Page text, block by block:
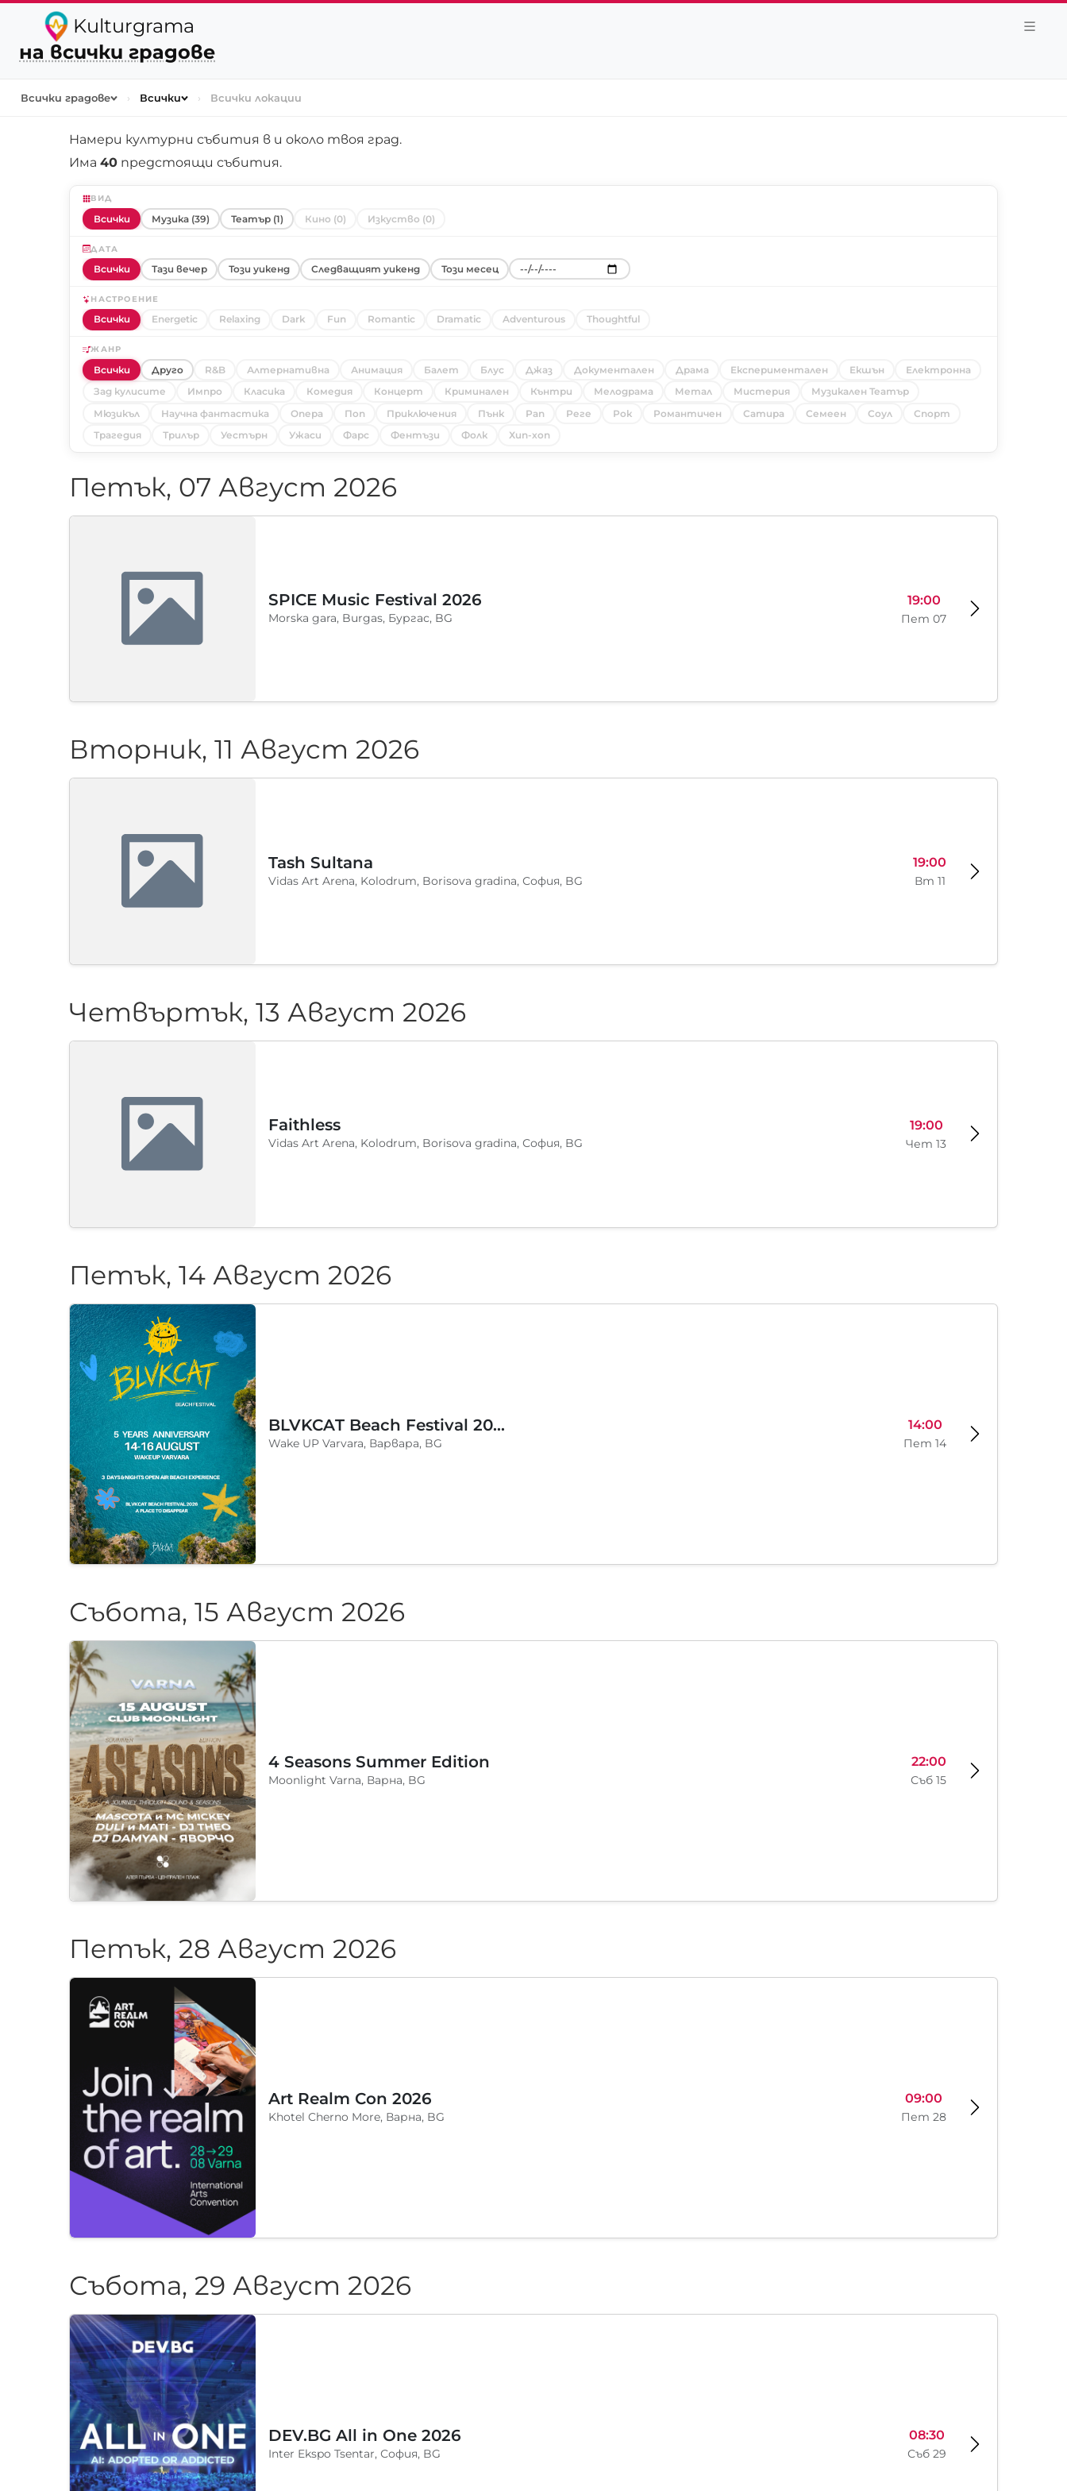
Kulturgrama
на всички градове
Всички градове › Всички › Всички локации
Намери културни събития в и около твоя град.
Има 40 предстоящи събития.
ВИД
Всички Музика (39) Театър (1) Кино (0) Изкуство (0)
ДАТА
Всички Тази вечер Този уикенд Следващият уикенд Този месец
НАСТРОЕНИЕ
Всички Energetic Relaxing Dark Fun Romantic Dramatic Adventurous Thoughtful
ЖАНР
Всички Друго R&B Алтернативна Анимация Балет Блус Джаз Документален Драма Експериментален Екшън
Електронна
Зад кулисите
Импро Класика Комедия Концерт Криминален Кънтри Мелодрама Метал Мистерия
Музикален Театър
Мюзикъл
Научна фантастика Опера Поп Приключения Пънк Рап Реге Рок Романтичен Сатира Семеен Соул
Спорт
Трагедия
Трилър Уестърн Ужаси Фарс Фентъзи Фолк Хип-хоп
Петък, 07 Август 2026
SPICE Music Festival 2026
Morska gara, Burgas, Бургас, BG
19:00
Пет 07
Вторник, 11 Август 2026
Tash Sultana
Vidas Art Arena, Kolodrum, Borisova gradina, София, BG
19:00
Вт 11
Четвъртък, 13 Август 2026
Faithless
Vidas Art Arena, Kolodrum, Borisova gradina, София, BG
19:00
Чет 13
Петък, 14 Август 2026
BLVKCAT Beach Festival 2026, Wake up Varvara
Wake UP Varvara, Варвара, BG
14:00
Пет 14
Събота, 15 Август 2026
4 Seasons Summer Edition
Moonlight Varna, Варна, BG
22:00
Съб 15
Петък, 28 Август 2026
Art Realm Con 2026
Khotel Cherno More, Варна, BG
09:00
Пет 28
Събота, 29 Август 2026
DEV.BG All in One 2026
Inter Ekspo Tsentar, София, BG
08:30
Съб 29